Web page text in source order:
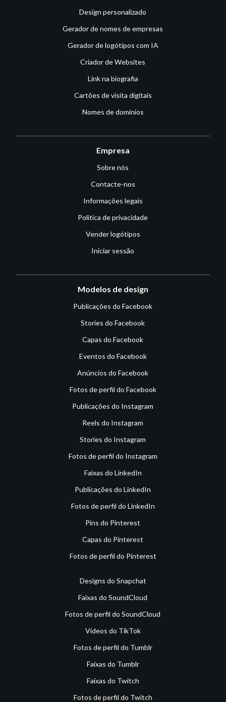
Design personalizado
Gerador de nomes de empresas
Gerador de logótipos com IA
Criador de Websites
Link na biografia
Cartões de visita digitais
Nomes de domínios
Empresa
Sobre nós
Contacte-nos
Informações legais
Política de privacidade
Vender logótipos
Iniciar sessão
Modelos de design
Publicações do Facebook
Stories do Facebook
Capas do Facebook
Eventos do Facebook
Anúncios do Facebook
Fotos de perfil do Facebook
Publicações do Instagram
Reels do Instagram
Stories do Instagram
Fotos de perfil do Instagram
Faixas do LinkedIn
Publicações do LinkedIn
Fotos de perfil do LinkedIn
Pins do Pinterest
Capas do Pinterest
Fotos de perfil do Pinterest
Designs do Snapchat
Faixas do SoundCloud
Fotos de perfil do SoundCloud
Vídeos do TikTok
Fotos de perfil do Tumblr
Faixas do Tumblr
Faixas do Twitch
Fotos de perfil do Twitch